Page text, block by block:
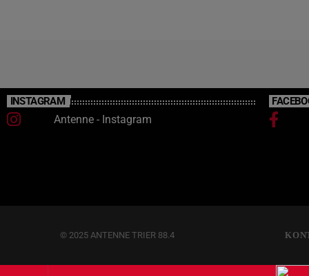
INSTAGRAM
Antenne - Instagram
© 2025 ANTENNE TRIER 88.4